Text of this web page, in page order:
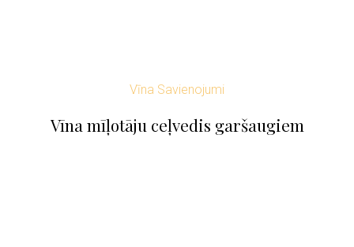
Vīna Savienojumi
Vīna mīļotāju ceļvedis garšaugiem